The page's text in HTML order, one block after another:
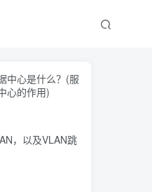
中心是什么？(服
心的作用)
，以及VLAN跳